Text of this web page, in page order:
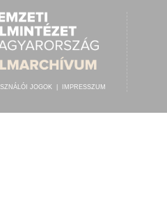
JOGOK IMPRESSZUM